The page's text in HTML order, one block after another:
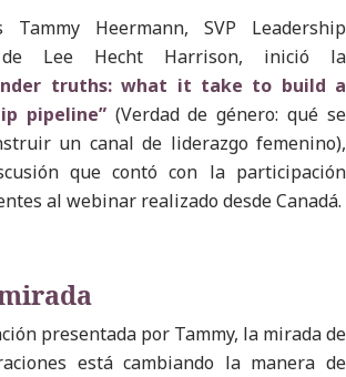
Heermann, SVP Leadership
de Lee Hecht Harrison, inició la
truths: what it take to build a
pipeline”(Verdad de género: qué se
un canal de liderazgo femenino),
que contó con la participación
al webinar realizado desde Canadá.
presentada por Tammy, la mirada de
está cambiando la manera de